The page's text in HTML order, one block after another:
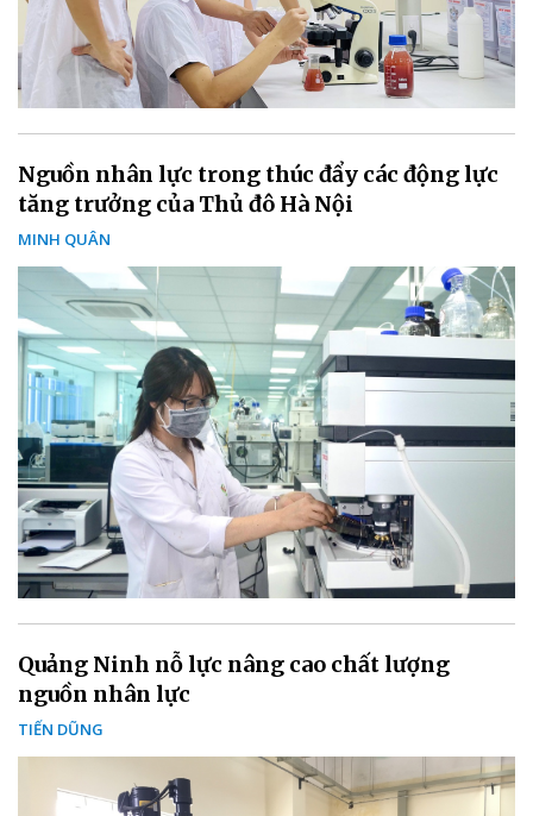
Nguồn nhân lực trong thúc đẩy các động lực
tăng trưởng của Thủ đô Hà Nội
MINH QUÂN
Quảng Ninh nỗ lực nâng cao chất lượng
nguồn nhân lực
TIẾN DŨNG